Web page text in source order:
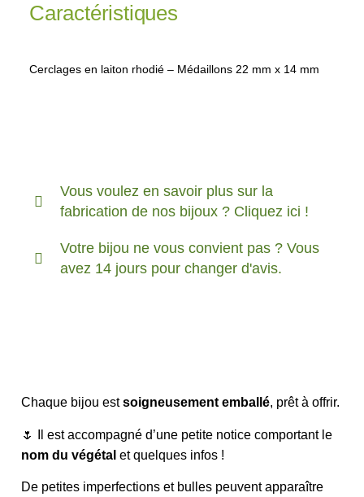
Caractéristiques
Cerclages en laiton rhodié – Médaillons 22 mm x 14 mm
Vous voulez en savoir plus sur la
fabrication de nos bijoux ? Cliquez ici !
Votre bijou ne vous convient pas ? Vous
avez 14 jours pour changer d'avis.
Chaque bijou estsoigneusement emballé, prêt à offrir.
🌷 Il est accompagné d’une petite notice comportant le
nom du végétal et quelques infos !
De petites imperfections et bulles peuvent apparaître